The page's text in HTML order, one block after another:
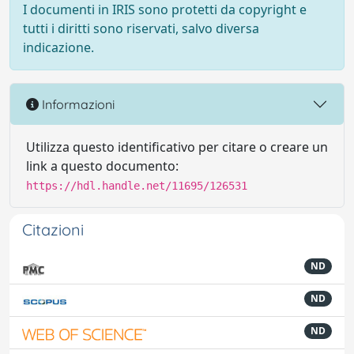
I documenti in IRIS sono protetti da copyright e
tutti i diritti sono riservati, salvo diversa
indicazione.
Informazioni
Utilizza questo identificativo per citare o creare un
link a questo documento:
https://hdl.handle.net/11695/126531
Citazioni
ND
ND
ND